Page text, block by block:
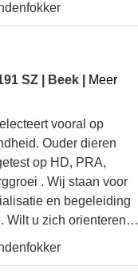
SZ | Beek |
Meer
vooral op
Ouder dieren
op HD, PRA,
. Wij staan voor
en begeleiding
Wilt u zich orienteren…